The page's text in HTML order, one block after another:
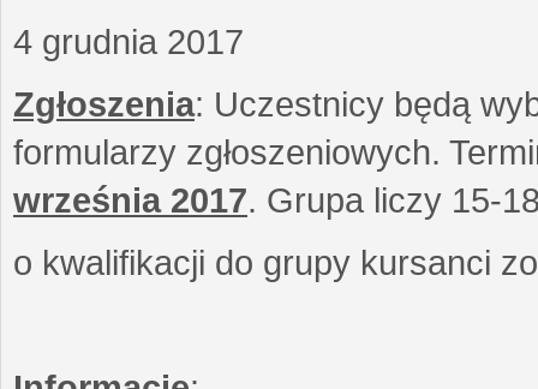
4 grudnia 2017
Zgłoszenia: Uczestnicy będą
formularzy zgłoszeniowych.
września 2017. Grupa liczy 15-
o kwalifikacji do grupy kursanci